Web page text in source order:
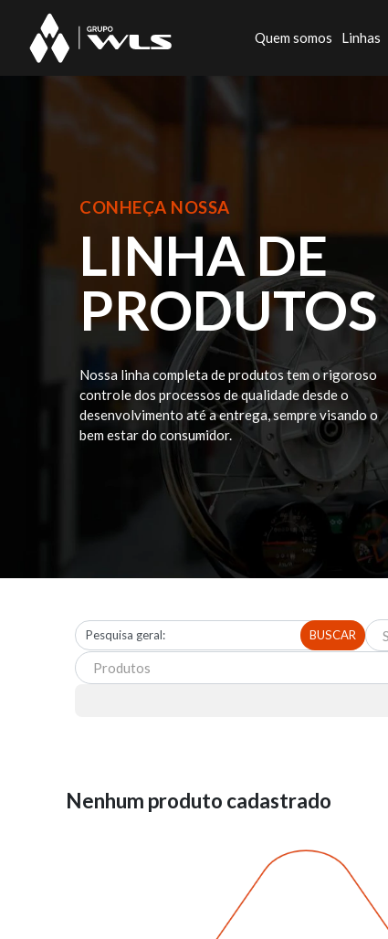
Quem somos Linhas
CONHEÇA NOSSA
LINHA DE
PRODUTOS
Nossa linha completa de produtos tem o rigoroso
controle dos processos de qualidade desde o
desenvolvimento até a entrega, sempre visando o
bem estar do consumidor.
BUSCAR
Produtos
Nenhum produto cadastrado